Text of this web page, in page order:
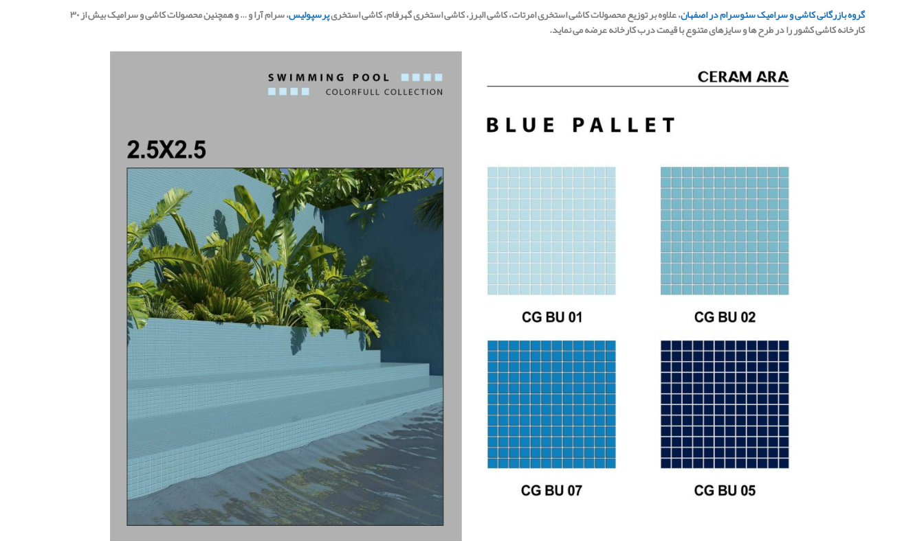
گروه بازرگانی کاشی و سرامیک سئوسرام در اصفهان، علاوه بر توزیع محصولات کاشی استخری امرتات، کاشی البرز، کاشی استخری گهرفام، کاشی استخریپرسپولیس
کارخانه کاشی کشور را در طرح ها و سایزهای متنوع با قیمت درب کارخانه عرضه می نماید.